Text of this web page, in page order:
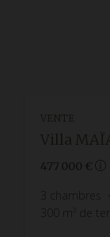
VENTE
Villa
477 000 €
3
300
m² de